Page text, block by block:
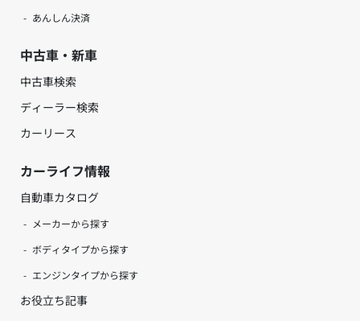
あんしん決済
中古車・新車
中古車検索
ディーラー検索
カーリース
カーライフ情報
自動車カタログ
メーカーから探す
ボディタイプから探す
エンジンタイプから探す
お役立ち記事